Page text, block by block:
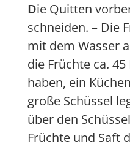
Die Quitten
schneiden. – Die
mit dem Wasser
die Früchte ca.
haben, ein
große Schüssel
über den
Früchte und Saft